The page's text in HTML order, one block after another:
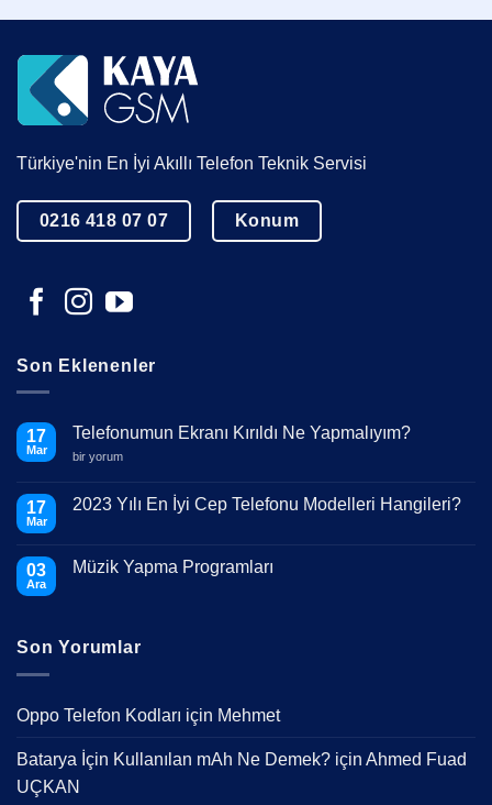
Türkiye'nin En İyi Akıllı Telefon Teknik Servisi
0216 418 07 07 Konum
Son Eklenenler
17
Mar
Telefonumun Ekranı Kırıldı Ne Yapmalıyım?
Telefonumun
Ne
Yapmalıyım?
bir yorum
17
Mar
2023 Yılı En İyi Cep Telefonu Modelleri Hangileri?
Yılı
Hangileri?
03
Ara
Müzik Yapma Programları
Programları
Son Yorumlar
Oppo Telefon Kodları için Mehmet
Batarya İçin Kullanılan mAh Ne Demek? için Ahmed Fuad
UÇKAN